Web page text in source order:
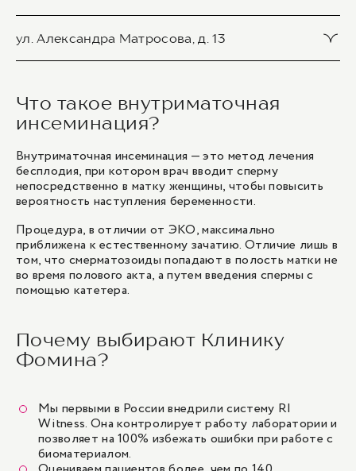
ул. Александра Матросова, д. 13
18 900 ₽
Что такое внутриматочная
инсеминация?
Внутриматочная инсеминация — это метод лечения
бесплодия, при котором врач вводит сперму
непосредственно в матку женщины, чтобы повысить
вероятность наступления беременности.
Процедура, в отличии от ЭКО, максимально
приближена к естественному зачатию. Отличие лишь в
том, что смерматозоиды попадают в полость матки не
во время полового акта, а путем введения спермы с
помощью катетера.
Почему выбирают Клинику
Фомина?
Мы первыми в России внедрили систему RI
Witness. Она контролирует работу лаборатории и
позволяет на 100% избежать ошибки при работе с
биоматериалом.